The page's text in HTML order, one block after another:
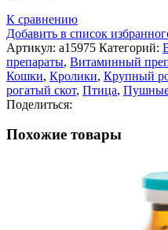
К сравнению
Добавить в список
Артикул: а15975 Категорий:
препараты, Витаминный
Кошки, Кролики, Крупный
рогатый скот, Птица, Пушные
Поделиться:
Похожие товары